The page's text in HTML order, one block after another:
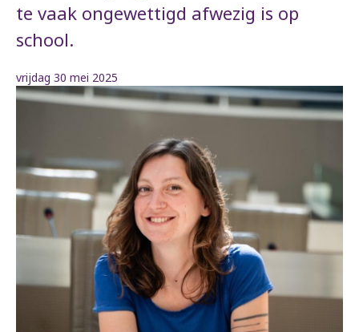
te vaak ongewettigd afwezig is op
school.
vrijdag 30 mei 2025